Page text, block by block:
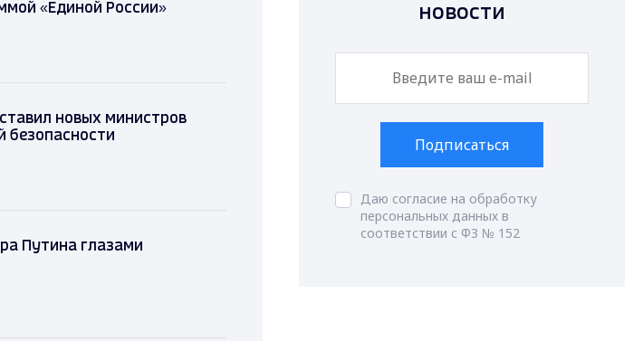
«Единой России»
новых министров
безопасности
Путина глазами
новости
Подписаться
Даю согласие на обработку
персональных данных в
соответствии с ФЗ № 152